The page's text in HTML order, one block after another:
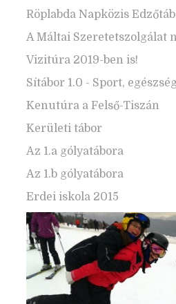
Röplabda Napközis
A Máltai Szeretetszolgálat
Vizitúra 2019-ben is!
Sítábor 1.0 - Sport,
Kenutúra a Felső-Tiszán
Kerületi tábor
Az 1.a gólyatábora
Az 1.b gólyatábora
Erdei iskola 2015